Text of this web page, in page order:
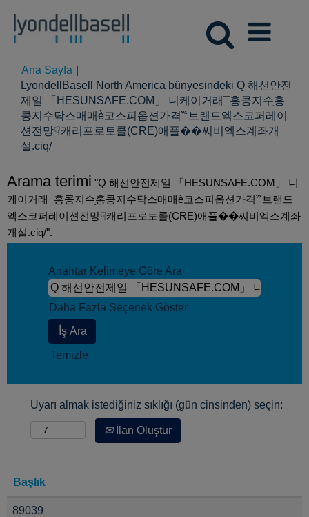
Ana Sayfa
LyondellBasell North America bünyesindeki Q 해선안전
제일 「HESUNSAFE.COM」 니케이거래¯홍콩지수֖홍
콩지수닥스매매è코스피옵션가격‷브랜드엑스코퍼레이
션전망☟캐리프로토콜(CRE)애플��씨비엑스계좌개
설.ciq/(mevcut
Arama terimi "Q 해선안전제일 「HESUNSAFE.COM」 니
케이거래¯홍콩지수֖홍콩지수닥스매매è코스피옵션가격‷브랜드
엑스코퍼레이션전망☟캐리프로토콜(CRE)애플��씨비엑스계좌
개설.ciq/".
Anahtar Kelimeye Göre Ara
Daha Fazla Seçenek Göster
Temizle
Uyarı almak istediğiniz sıklığı (gün cinsinden) seçin:
İlan Oluştur
Başlık
89039